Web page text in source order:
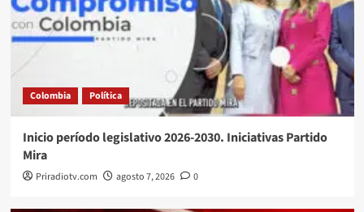
Colombia Política
Inicio período legislativo 2026-2030. Iniciativas Partido
Mira
Priradiotv.com agosto 7, 2026 0